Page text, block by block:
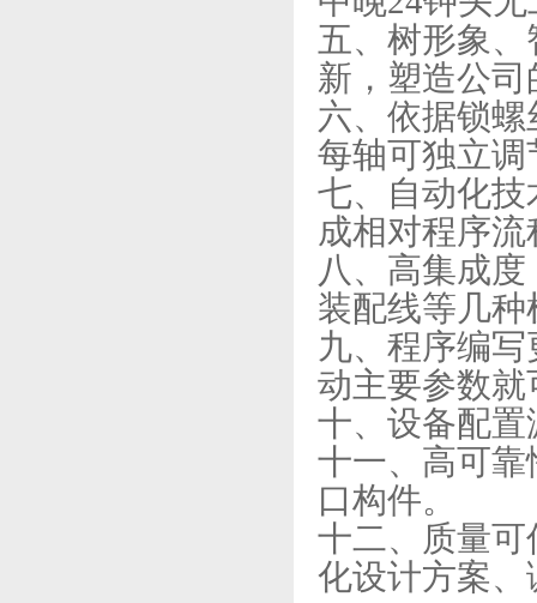
五、树形象
新，塑造公
六、依据锁
每轴可独立调
七、自动化
成相对程序流
八、高集成
装配线等几
九、程序编
动主要参数
十、设备配
十一、高可
口构件。
十二、质量
化设计方案